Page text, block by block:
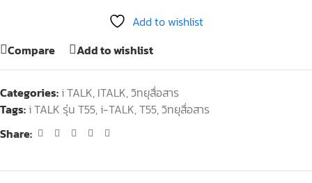
Add to wishlist
Compare
Add to wishlist
Categories: i TALK, ITALK,วิทยุสื่อสาร
Tags: i TALK รุ่น T55, i-TALK,T55,วิทยุสื่อสาร
Share: